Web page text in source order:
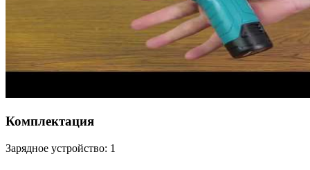
Комплектация
Зарядное устройство: 1